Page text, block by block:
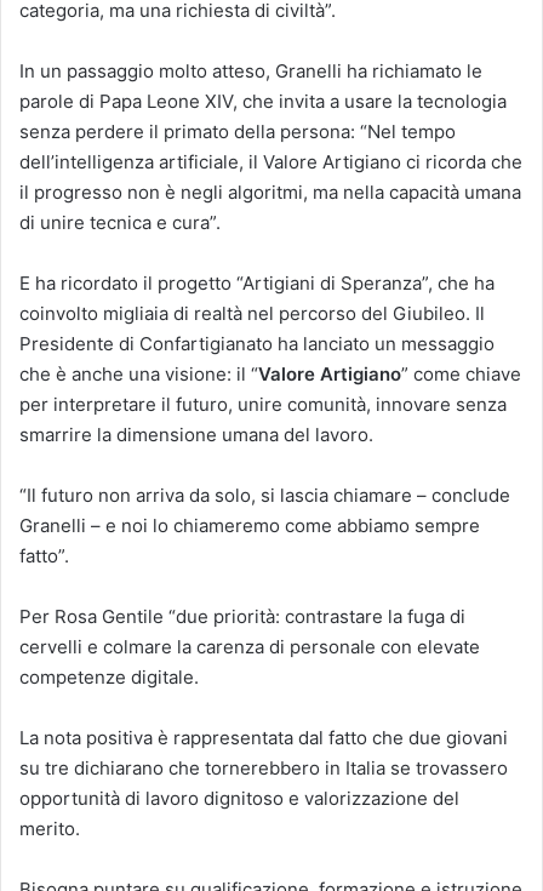
categoria, ma una richiesta di civiltà”.
In un passaggio molto atteso, Granelli ha richiamato le
parole di Papa Leone XIV, che invita a usare la tecnologia
senza perdere il primato della persona: “Nel tempo
dell’intelligenza artificiale, il Valore Artigiano ci ricorda che
il progresso non è negli algoritmi, ma nella capacità umana
di unire tecnica e cura”.
E ha ricordato il progetto “Artigiani di Speranza”, che ha
coinvolto migliaia di realtà nel percorso del Giubileo. Il
Presidente di Confartigianato ha lanciato un messaggio
che è anche una visione: il “Valore Artigiano” come chiave
per interpretare il futuro, unire comunità, innovare senza
smarrire la dimensione umana del lavoro.
“Il futuro non arriva da solo, si lascia chiamare – conclude
Granelli – e noi lo chiameremo come abbiamo sempre
fatto”.
Per Rosa Gentile “due priorità: contrastare la fuga di
cervelli e colmare la carenza di personale con elevate
competenze digitale.
La nota positiva è rappresentata dal fatto che due giovani
su tre dichiarano che tornerebbero in Italia se trovassero
opportunità di lavoro dignitoso e valorizzazione del
merito.